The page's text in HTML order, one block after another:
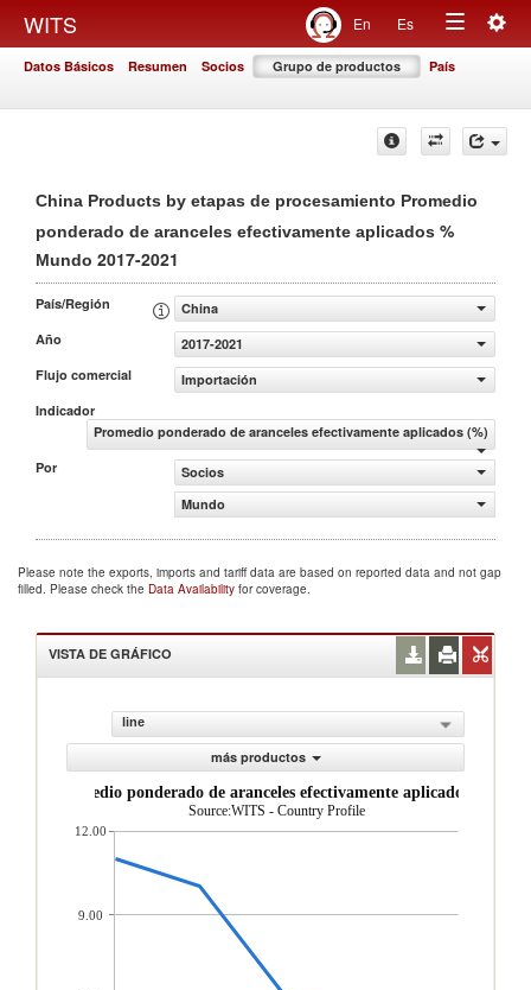
WITS En Es
Toggle
Datos Básicos Resumen Socios Grupo de productos País
China Products by etapas de procesamiento Promedio
ponderado de aranceles efectivamente aplicados %
Mundo 2017-2021
País/Región
China
Año
2017-2021
Flujo comercial
Importación
Indicador
Promedio ponderado de aranceles efectivamente aplicados (%)
Por
Socios
Mundo
Please note the exports, imports and tariff data are based on reported data and not gap
filled. Please check the Data Availability for coverage.
VISTA DE GRÁFICO
line
más productos
Source:WITS - Country Profile
12.00
9.00